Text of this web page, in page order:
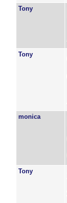
Tony
Tony
monica
Tony